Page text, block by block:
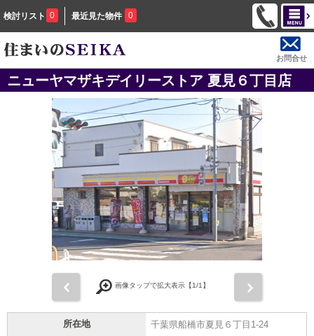
検討リスト 0 最近見た物件 0
お問合せ
ニューヤマザキデイリーストア 夏見６丁目店
画像タップで拡大表示【1/1】
所在地 千葉県船橋市夏見６丁目1-24